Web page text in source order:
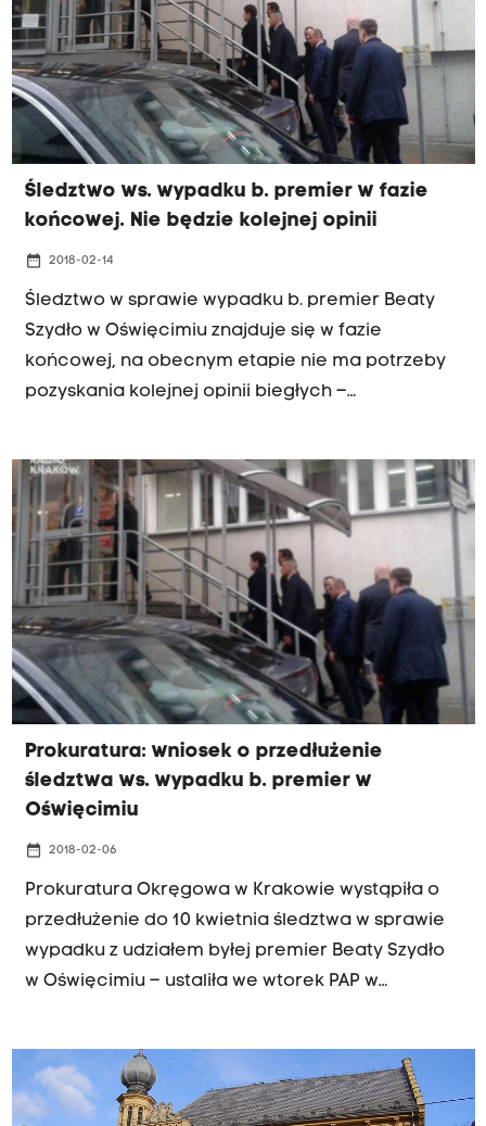
Śledztwo ws. wypadku b. premier w fazie
końcowej. Nie będzie kolejnej opinii
date_range 2018-02-14
Śledztwo w sprawie wypadku b. premier Beaty
Szydło w Oświęcimiu znajduje się w fazie
końcowej, na obecnym etapie nie ma potrzeby
pozyskania kolejnej opinii biegłych –
PAP dotyczące etapu postępowania. W śledztwie
zachodzi jedynie konieczność odniesienia się
biegłych z Instytutu Ekspertyz Sądowych w
Krakowie do materiałów nadesłanych przez
biegłych niemieckich – podała prokuratura.
Prokuratura: wniosek o przedłużenie
śledztwa ws. wypadku b. premier w
Oświęcimiu
date_range 2018-02-06
Prokuratura Okręgowa w Krakowie wystąpiła o
przedłużenie do 10 kwietnia śledztwa w sprawie
wypadku z udziałem byłej premier Beaty Szydło
w Oświęcimiu – ustaliła we wtorek PAP w
o przedłużenie skierowany został do Prokuratora
Regionalnego w Krakowie.